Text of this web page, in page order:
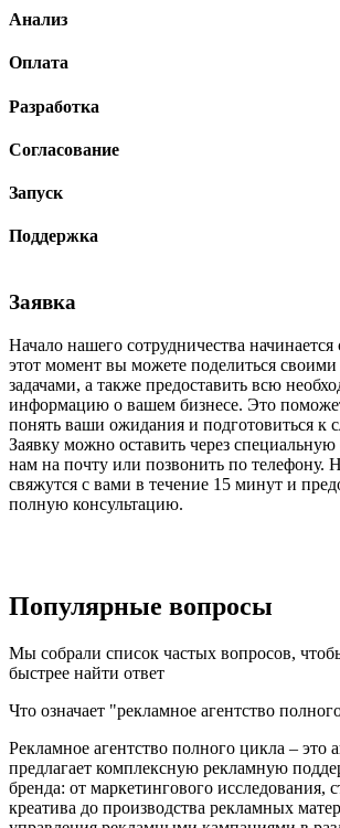
Анализ
Оплата
Разработка
Согласование
Запуск
Поддержка
Заявка
Начало нашего сотрудничества
этот момент вы можете поделиться
задачами, а также предоставить всю
информацию о вашем бизнесе. Это
понять ваши ожидания и подготовиться к
Заявку можно оставить через
нам на почту или позвонить по телефону.
свяжутся с вами в течение 15 минут и
полную консультацию.
Популярные вопросы
Мы собрали список частых вопросов,
быстрее найти ответ
Что означает "рекламное агентство
Рекламное агентство полного цикла – это
предлагает комплексную рекламную
бренда: от маркетингового исследования,
креатива до производства рекламных